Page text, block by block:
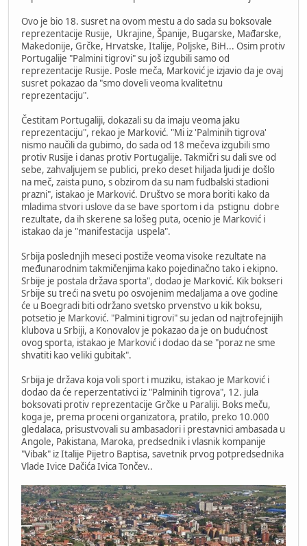
Ovo je bio 18. susret na ovom mestu a do sada su boksovale
reprezentacije Rusije, Ukrajine, Španije, Bugarske, Mađarske,
Makedonije, Grčke, Hrvatske, Italije, Poljske, BiH... Osim protiv
Portugalije "Palmini tigrovi" su još izgubili samo od
reprezentacije Rusije. Posle meča, Marković je izjavio da je ovaj
susret pokazao da "smo doveli veoma kvalitetnu
reprezentaciju".
Čestitam Portugaliji, dokazali su da imaju veoma jaku
reprezentaciju", rekao je Marković. "Mi iz 'Palminih tigrova'
nismo naučili da gubimo, do sada od 18 mečeva izgubili smo
protiv Rusije i danas protiv Portugalije. Takmičri su dali sve od
sebe, zahvaljujem se publici, preko deset hiljada ljudi je došlo
na meč, zaista puno, s obzirom da su nam fudbalski stadioni
prazni", istakao je Marković. Društvo se mora boriti kako da
mladima stvori uslove da se bave sportom i da pstignu dobre
rezultate, da ih skerene sa lošeg puta, ocenio je Marković i
istakao da je "manifestacija uspela".
Srbija poslednjih meseci postiže veoma visoke rezultate na
međunarodnim takmičenjima kako pojedinačno tako i ekipno.
Srbije je postala država sporta", dodao je Marković. Kik bokseri
Srbije su treći na svetu po osvojenim medaljama a ove godine
će u Boegradi biti održano svetsko prvenstvo u kik boksu,
potsetio je Marković. "Palmini tigrovi" su jedan od najtrofejnijih
klubova u Srbiji, a Konovalov je pokazao da je on budućnost
ovog sporta, istakao je Marković i dodao da se "poraz ne sme
shvatiti kao veliki gubitak".
Srbija je država koja voli sport i muziku, istakao je Marković i
dodao da će reperzentativci iz "Palminih tigrova", 12. jula
boksovati protiv reprezentacije Grčke u Paraliji. Boks meču,
koga je, prema proceni organizatora, pratilo, preko 10.000
gledalaca, prisustvovali su ambasadori i prestavnici ambasada u
Angole, Pakistana, Maroka, predsednik i vlasnik kompanije
"Vibak" iz Italije Pijetro Baptisa, savetnik prvog potpredsednika
Vlade Ivice Dačića Ivica Tončev..